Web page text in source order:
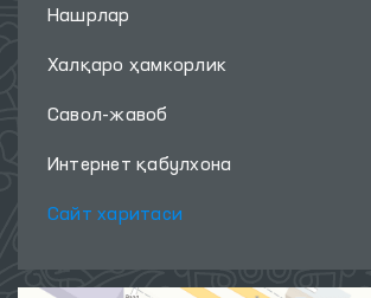
Нашрлар
Халқаро ҳамкорлик
Савол-жавоб
Интернет қабулхона
Сайт харитаси